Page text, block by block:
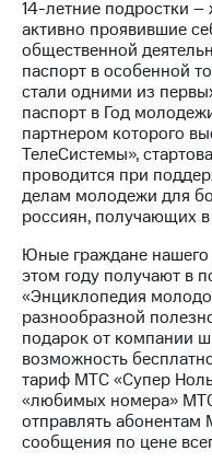
МТС
о технологиях
Достижения
Интервью
Финансовая
отчетность
Контакты
Новости
в
регионе
и акционерам
управление
14-летние подростки –
активно проявившие
общественной
паспорт в особенной
стали одними из
паспорт в Год
партнером которого
ТелеСистемы»,
проводится при
делам молодежи для
россиян, получающих
Юные граждане нашего
этом году получают в
«Энциклопедия
разнообразной
подарок от компании
возможность
тариф МТС «Супер
«любимых номера» МТС
отправлять
сообщения по цене